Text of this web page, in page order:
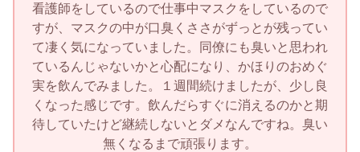
看護師をしているので仕事中マスクをしているので
すが、マスクの中が口臭くささがずっとが残ってい
て凄く気になっていました。同僚にも臭いと思われ
ているんじゃないかと心配になり、かほりのおめぐ
実を飲んでみました。１週間続けましたが、少し良
くなった感じです。飲んだらすぐに消えるのかと期
待していたけど継続しないとダメなんですね。臭い
無くなるまで頑張ります。